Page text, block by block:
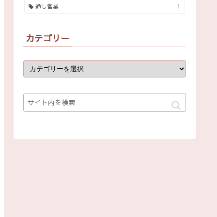
通し営業 1
カテゴリー